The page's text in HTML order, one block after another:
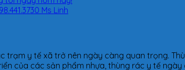
Ms Linh
trạm y tế xã trở nên ngày càng quan trọng.
của các sản phẩm nhựa, thùng rác y tế